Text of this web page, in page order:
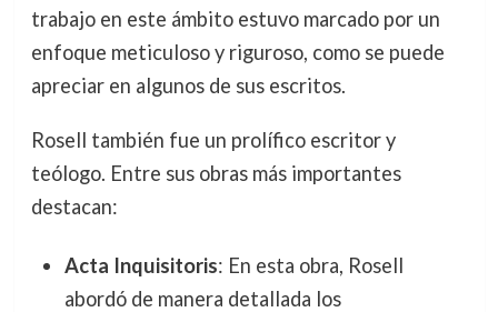
trabajo en este ámbito estuvo marcado por un
enfoque meticuloso y riguroso, como se puede
apreciar en algunos de sus escritos.
Rosell también fue un prolífico escritor y
teólogo. Entre sus obras más importantes
destacan:
Acta Inquisitoris: En esta obra, Rosell
abordó de manera detallada los